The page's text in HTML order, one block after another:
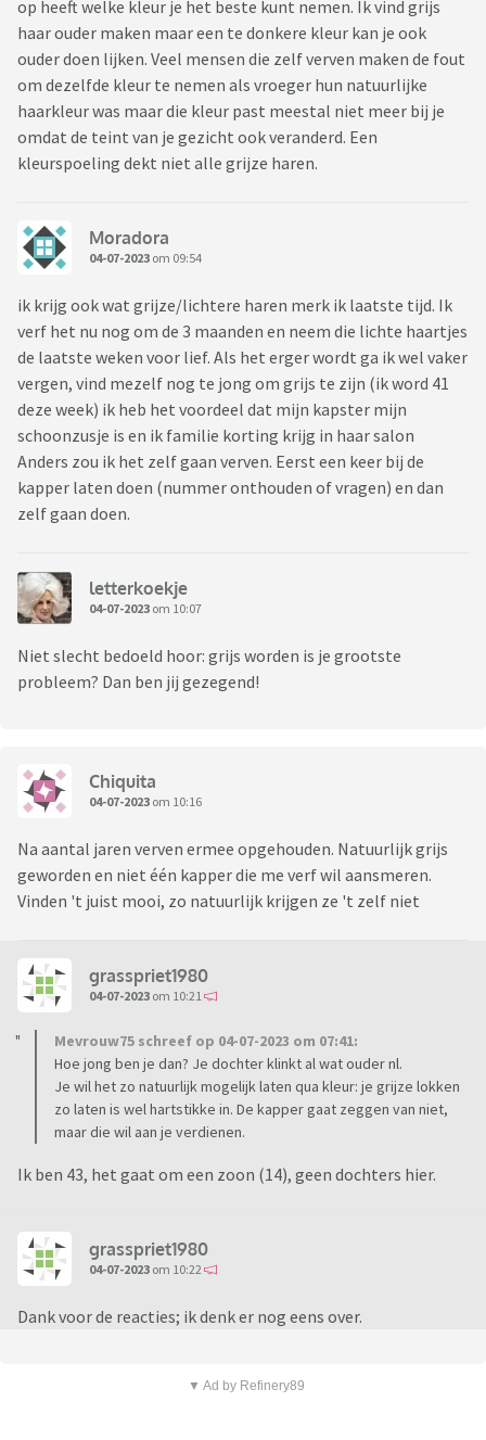
op heeft welke kleur je het beste kunt nemen. Ik vind grijs
haar ouder maken maar een te donkere kleur kan je ook
ouder doen lijken. Veel mensen die zelf verven maken de fout
om dezelfde kleur te nemen als vroeger hun natuurlijke
haarkleur was maar die kleur past meestal niet meer bij je
omdat de teint van je gezicht ook veranderd. Een
kleurspoeling dekt niet alle grijze haren.
Moradora
04-07-2023 om 09:54
ik krijg ook wat grijze/lichtere haren merk ik laatste tijd. Ik
verf het nu nog om de 3 maanden en neem die lichte haartjes
de laatste weken voor lief. Als het erger wordt ga ik wel vaker
vergen, vind mezelf nog te jong om grijs te zijn (ik word 41
deze week) ik heb het voordeel dat mijn kapster mijn
schoonzusje is en ik familie korting krijg in haar salon
Anders zou ik het zelf gaan verven. Eerst een keer bij de
kapper laten doen (nummer onthouden of vragen) en dan
zelf gaan doen.
letterkoekje
04-07-2023 om 10:07
Niet slecht bedoeld hoor: grijs worden is je grootste
probleem? Dan ben jij gezegend!
Chiquita
04-07-2023 om 10:16
Na aantal jaren verven ermee opgehouden. Natuurlijk grijs
geworden en niet één kapper die me verf wil aansmeren.
Vinden 't juist mooi, zo natuurlijk krijgen ze 't zelf niet
grasspriet1980
04-07-2023 om 10:21
Mevrouw75 schreef op 04-07-2023 om 07:41:
Hoe jong ben je dan? Je dochter klinkt al wat ouder nl.
Je wil het zo natuurlijk mogelijk laten qua kleur: je grijze lokken
zo laten is wel hartstikke in. De kapper gaat zeggen van niet,
maar die wil aan je verdienen.
Ik ben 43, het gaat om een zoon (14), geen dochters hier.
grasspriet1980
04-07-2023 om 10:22
Dank voor de reacties; ik denk er nog eens over.
▼ Ad by Refinery89